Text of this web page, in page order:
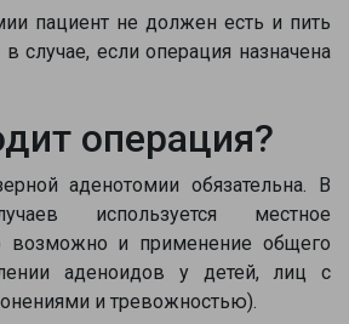
пациент не должен есть и пить
случае, если операция назначена
операция?
аденотомии обязательна. В
используется местное
возможно и применение общего
аденоидов у детей, лиц с
и тревожностью).
в наш общий чат